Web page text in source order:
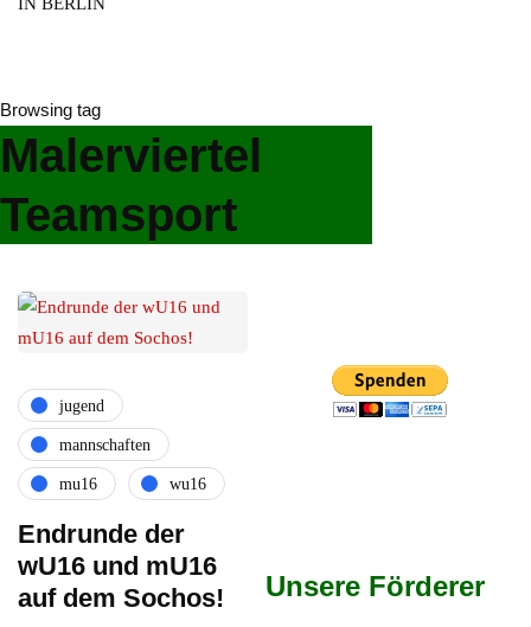
Browsing tag
Malerviertel
Teamsport
jugend
mannschaften
mu16 wu16
Endrunde der
wU16 und mU16
auf dem Sochos!
Unsere Förderer